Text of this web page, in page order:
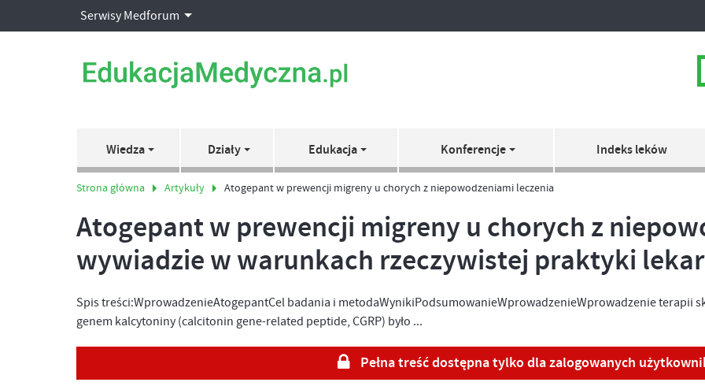
Serwisy Medforum
Wiedza Działy Edukacja Konferencje Indeks leków
Strona główna Artykuły Atogepant w prewencji migreny u chorych z niepowodzeniami leczenia
Atogepant w prewencji migreny u chorych z
wywiadzie w warunkach rzeczywistej praktyki
Spis treści:WprowadzenieAtogepantCel badania i metodaWynikiPodsumowanieWprowadzenieWprowadzenie terapii
genem kalcytoniny (calcitonin gene-related peptide, CGRP) było ...
Pełna treść dostępna tylko dla zalogowanych